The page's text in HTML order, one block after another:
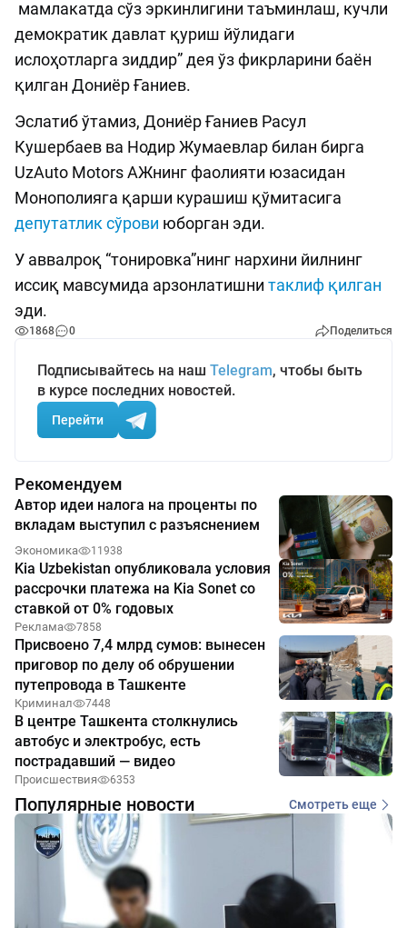
мамлакатда сўз эркинлигини таъминлаш, кучли
демократик давлат қуриш йўлидаги
ислоҳотларга зиддир” дея ўз фикрларини баён
қилган Дониёр Ғаниев.
Эслатиб ўтамиз, Дониёр Ғаниев Расул
Кушербаев ва Нодир Жумаевлар билан бирга
UzAuto Motors АЖнинг фаолияти юзасидан
Монополияга қарши курашиш қўмитасига
депутатлик сўрови юборган эди.
У аввалроқ “тонировка”нинг нархини йилнинг
иссиқ мавсумида арзонлатишни таклиф қилган
эди.
1868 0 Поделиться
Подписывайтесь на наш Telegram, чтобы быть
в курсе последних новостей.
Перейти
Рекомендуем
Автор идеи налога на проценты по
вкладам выступил с разъяснением
Экономика 11938
Kia Uzbekistan опубликовала условия
рассрочки платежа на Kia Sonet со
ставкой от 0% годовых
Реклама 7858
Присвоено 7,4 млрд сумов: вынесен
приговор по делу об обрушении
путепровода в Ташкенте
Криминал 7448
В центре Ташкента столкнулись
автобус и электробус, есть
пострадавший — видео
Происшествия 6353
Популярные новости Смотреть еще